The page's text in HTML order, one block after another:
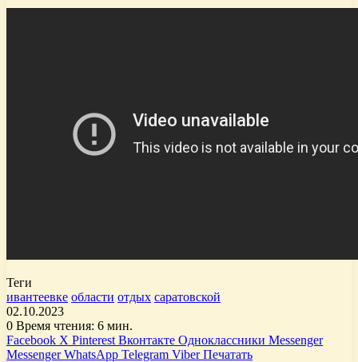
Теги
ивантеевке области отдых саратовской
02.10.2023
0 Время чтения: 6 мин.
Facebook X Pinterest Вконтакте Одноклассники Messenger
Messenger WhatsApp Telegram Viber Печатать